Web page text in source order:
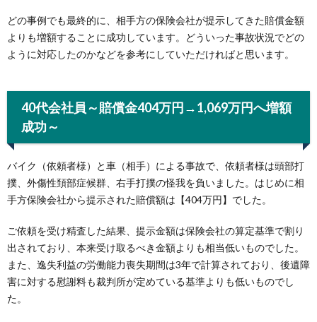
どの事例でも最終的に、相手方の保険会社が提示してきた賠償金額
よりも増額することに成功しています。どういった事故状況でどの
ように対応したのかなどを参考にしていただければと思います。
40代会社員～賠償金404万円→1,069万円へ増額
成功～
バイク（依頼者様）と車（相手）による事故で、依頼者様は頭部打
撲、外傷性頚部症候群、右手打撲の怪我を負いました。はじめに相
手方保険会社から提示された賠償額は【404万円】でした。
ご依頼を受け精査した結果、提示金額は保険会社の算定基準で割り
出されており、本来受け取るべき金額よりも相当低いものでした。
また、逸失利益の労働能力喪失期間は3年で計算されており、後遺障
害に対する慰謝料も裁判所が定めている基準よりも低いものでし
た。